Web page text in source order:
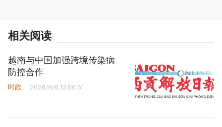
相关阅读
越南与中国加强跨境传染病
防控合作
时政 2026/8/6 13:56:51